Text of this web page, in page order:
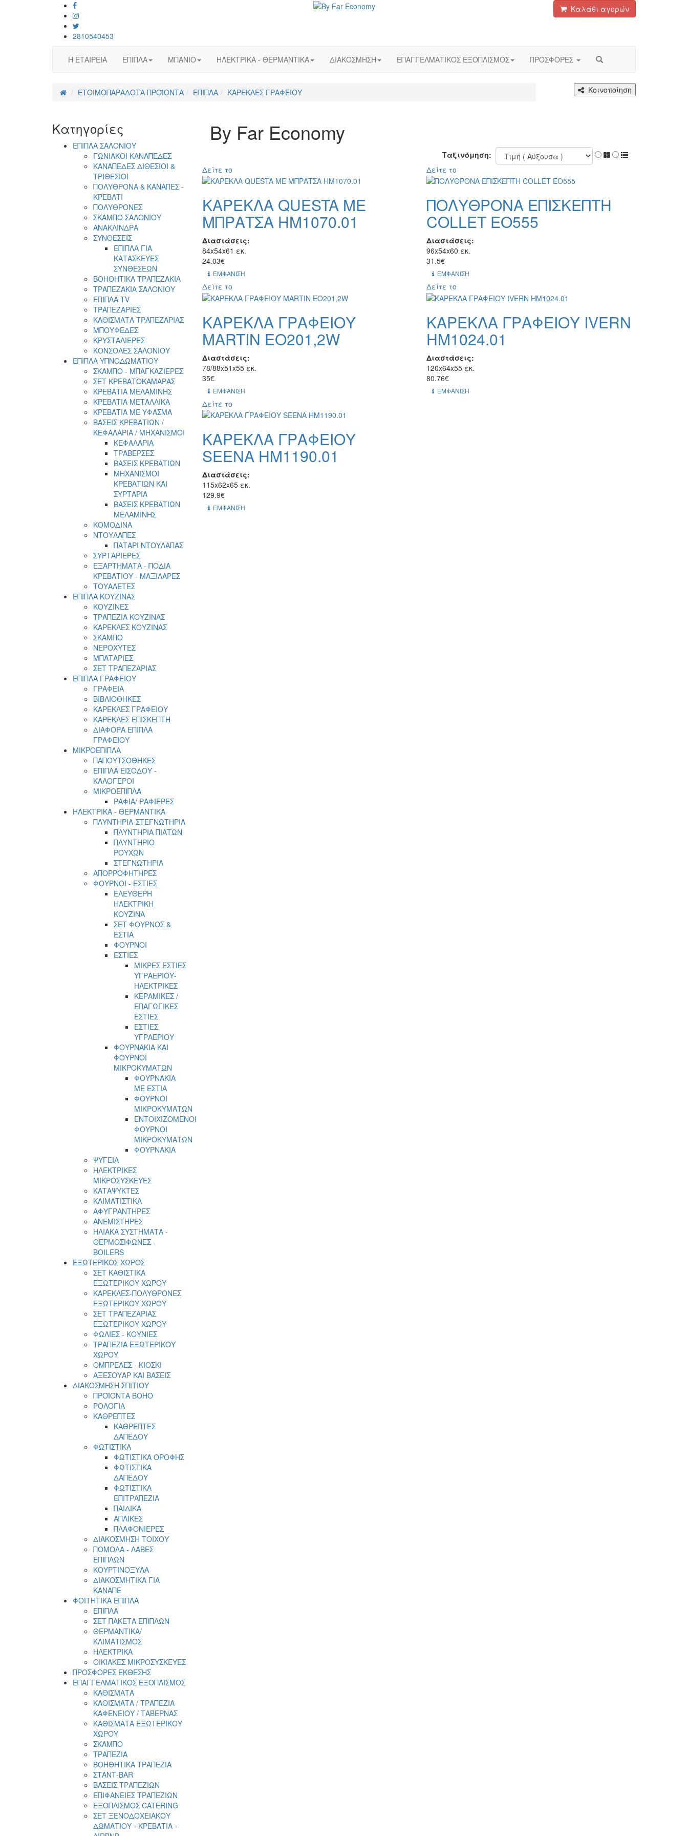
2810540453
Καλάθι αγορών
Η ΕΤΑΙΡΕΙΑ ΕΠΙΠΛΑ ΜΠΑΝΙΟ ΗΛΕΚΤΡΙΚΑ - ΘΕΡΜΑΝΤΙΚΑ ΔΙΑΚΟΣΜΗΣΗ ΕΠΑΓΓΕΛΜΑΤΙΚΟΣ ΕΞΟΠΛΙΣΜΟΣ ΠΡΟΣΦΟΡΕΣ
ΕΤΟΙΜΟΠΑΡΑΔΟΤΑ ΠΡΟΪΟΝΤΑ ΕΠΙΠΛΑ ΚΑΡΕΚΛΕΣ ΓΡΑΦΕΙΟΥ Κοινοποίηση
Κατηγορίες
ΕΠΙΠΛΑ ΣΑΛΟΝΙΟΥ
ΓΩΝΙΑΚΟΙ ΚΑΝΑΠΕΔΕΣ
ΚΑΝΑΠΕΔΕΣ ΔΙΘΕΣΙΟΙ &
ΤΡΙΘΕΣΙΟΙ
ΠΟΛΥΘΡΟΝΑ & ΚΑΝΑΠΕΣ -
ΚΡΕΒΑΤΙ
ΠΟΛΥΘΡΟΝΕΣ
ΣΚΑΜΠΟ ΣΑΛΟΝΙΟΥ
ΑΝΑΚΛΙΝΔΡΑ
ΣΥΝΘΕΣΕΙΣ
ΕΠΙΠΛΑ ΓΙΑ
ΚΑΤΑΣΚΕΥΕΣ
ΣΥΝΘΕΣΕΩΝ
ΒΟΗΘΗΤΙΚΑ ΤΡΑΠΕΖΑΚΙΑ
ΤΡΑΠΕΖΑΚΙΑ ΣΑΛΟΝΙΟΥ
ΕΠΙΠΛΑ TV
ΤΡΑΠΕΖΑΡΙΕΣ
ΚΑΘΙΣΜΑΤΑ ΤΡΑΠΕΖΑΡΙΑΣ
ΜΠΟΥΦΕΔΕΣ
ΚΡΥΣΤΑΛΙΕΡΕΣ
ΚΟΝΣΟΛΕΣ ΣΑΛΟΝΙΟΥ
ΕΠΙΠΛΑ ΥΠΝΟΔΩΜΑΤΙΟΥ
ΣΚΑΜΠΟ - ΜΠΑΓΚΑΖΙΕΡΕΣ
ΣΕΤ ΚΡΕΒΑΤΟΚΑΜΑΡΑΣ
ΚΡΕΒΑΤΙΑ ΜΕΛΑΜΙΝΗΣ
ΚΡΕΒΑΤΙΑ ΜΕΤΑΛΛΙΚΑ
ΚΡΕΒΑΤΙΑ ΜΕ ΥΦΑΣΜΑ
ΒΑΣΕΙΣ ΚΡΕΒΑΤΙΩΝ /
ΚΕΦΑΛΑΡΙΑ / MHXANIΣΜΟΙ
ΚΕΦΑΛΑΡΙΑ
ΤΡΑΒΕΡΣΕΣ
ΒΑΣΕΙΣ ΚΡΕΒΑΤΙΩΝ
ΜΗΧΑΝΙΣΜΟΙ
ΚΡΕΒΑΤΙΩΝ ΚΑΙ
ΣΥΡΤΑΡΙΑ
ΒΑΣΕΙΣ ΚΡΕΒΑΤΙΩΝ
ΜΕΛΑΜΙΝΗΣ
ΚΟΜΟΔΙΝΑ
ΝΤΟΥΛΑΠΕΣ
ΠΑΤΑΡΙ ΝΤΟΥΛΑΠΑΣ
ΣΥΡΤΑΡΙΕΡΕΣ
ΕΞΑΡΤΗΜΑΤΑ - ΠΟΔΙΑ
ΚΡΕΒΑΤΙΟΥ - ΜΑΞΙΛΑΡΕΣ
ΤΟΥΑΛΕΤΕΣ
ΕΠΙΠΛΑ ΚΟΥΖΙΝΑΣ
ΚΟΥΖΙΝΕΣ
ΤΡΑΠΕΖΙΑ ΚΟΥΖΙΝΑΣ
ΚΑΡΕΚΛΕΣ ΚΟΥΖΙΝΑΣ
ΣΚΑΜΠΟ
ΝΕΡΟΧΥΤΕΣ
ΜΠΑΤΑΡΙΕΣ
ΣΕΤ ΤΡΑΠΕΖΑΡΙΑΣ
ΕΠΙΠΛΑ ΓΡΑΦΕΙΟΥ
ΓΡΑΦΕΙΑ
ΒΙΒΛΙΟΘΗΚΕΣ
ΚΑΡΕΚΛΕΣ ΓΡΑΦΕΙΟΥ
ΚΑΡΕΚΛΕΣ ΕΠΙΣΚΕΠΤΗ
ΔΙΑΦΟΡΑ ΕΠΙΠΛΑ
ΓΡΑΦΕΙΟΥ
ΜΙΚΡΟΕΠΙΠΛΑ
ΠΑΠΟΥΤΣΟΘΗΚΕΣ
ΕΠΙΠΛΑ ΕΙΣΟΔΟΥ -
ΚΑΛΟΓΕΡΟΙ
ΜΙΚΡΟΕΠΙΠΛΑ
ΡΑΦΙΑ/ ΡΑΦΙΕΡΕΣ
ΗΛΕΚΤΡΙΚΑ - ΘΕΡΜΑΝΤΙΚΑ
ΠΛΥΝΤΗΡΙΑ-ΣΤΕΓΝΩΤΗΡΙΑ
ΠΛΥΝΤΗΡΙΑ ΠΙΑΤΩΝ
ΠΛΥΝΤΗΡΙΟ
ΡΟΥΧΩΝ
ΣΤΕΓΝΩΤΗΡΙΑ
ΑΠΟΡΡΟΦΗΤΗΡΕΣ
ΦΟΥΡΝΟΙ - ΕΣΤΙΕΣ
ΕΛΕΥΘΕΡΗ
ΗΛΕΚΤΡΙΚΗ
ΚΟΥΖΙΝΑ
ΣΕΤ ΦΟΥΡΝΟΣ &
ΕΣΤΙΑ
ΦΟΥΡΝΟΙ
ΕΣΤΙΕΣ
ΜΙΚΡΕΣ ΕΣΤΙΕΣ
ΥΓΡΑΕΡΙΟΥ-
ΗΛΕΚΤΡΙΚΕΣ
ΚΕΡΑΜΙΚΕΣ /
ΕΠΑΓΩΓΙΚΕΣ
ΕΣΤΙΕΣ
ΕΣΤΙΕΣ
ΥΓΡΑΕΡΙΟΥ
ΦΟΥΡΝΑΚΙΑ ΚΑΙ
ΦΟΥΡΝΟΙ
ΜΙΚΡΟΚΥΜΑΤΩΝ
ΦΟΥΡΝΑΚΙΑ
ΜΕ ΕΣΤΙΑ
ΦΟΥΡΝΟΙ
ΜΙΚΡΟΚΥΜΑΤΩΝ
ΕΝΤΟΙΧΙΖΟΜΕΝΟΙ
ΦΟΥΡΝΟΙ
ΜΙΚΡΟΚΥΜΑΤΩΝ
ΦΟΥΡΝΑΚΙΑ
ΨΥΓΕΙΑ
ΗΛΕΚΤΡΙΚΕΣ
ΜΙΚΡΟΣΥΣΚΕΥΕΣ
ΚΑΤΑΨΥΚΤΕΣ
ΚΛΙΜΑΤΙΣΤΙΚΑ
ΑΦΥΓΡΑΝΤΗΡΕΣ
ΑΝΕΜΙΣΤΗΡΕΣ
ΗΛΙΑΚΑ ΣΥΣΤΗΜΑΤΑ -
ΘΕΡΜΟΣΙΦΩΝΕΣ -
BOILERS
ΕΞΩΤΕΡΙΚΟΣ ΧΩΡΟΣ
ΣΕΤ ΚΑΘΙΣΤΙΚΑ
ΕΞΩΤΕΡΙΚΟΥ ΧΩΡΟΥ
ΚΑΡΕΚΛΕΣ-ΠΟΛΥΘΡΟΝΕΣ
ΕΞΩΤΕΡΙΚΟΥ ΧΩΡΟΥ
ΣΕΤ ΤΡΑΠΕΖΑΡΙΑΣ
ΕΞΩΤΕΡΙΚΟΥ ΧΩΡΟΥ
ΦΩΛΙΕΣ - ΚΟΥΝΙΕΣ
ΤΡΑΠΕΖΙΑ ΕΞΩΤΕΡΙΚΟΥ
ΧΩΡΟΥ
ΟΜΠΡΕΛΕΣ - ΚΙΟΣΚΙ
ΑΞΕΣΟΥΑΡ ΚΑΙ ΒΑΣΕΙΣ
ΔΙΑΚΟΣΜΗΣΗ ΣΠΙΤΙΟΥ
ΠΡΟΪΟΝΤΑ BOHO
ΡΟΛΟΓΙΑ
ΚΑΘΡΕΠΤΕΣ
ΚΑΘΡΕΠΤΕΣ
ΔΑΠΕΔΟΥ
ΦΩΤΙΣΤΙΚΑ
ΦΩΤΙΣΤΙΚΑ ΟΡΟΦΗΣ
ΦΩΤΙΣΤΙΚΑ
ΔΑΠΕΔΟΥ
ΦΩΤΙΣΤΙΚΑ
ΕΠΙΤΡΑΠΕΖΙΑ
ΠΑΙΔΙΚΑ
ΑΠΛΙΚΕΣ
ΠΛΑΦΟΝΙΕΡΕΣ
ΔΙΑΚΟΣΜΗΣΗ ΤΟΙΧΟΥ
ΠΟΜΟΛΑ - ΛΑΒΕΣ
ΕΠΙΠΛΩΝ
ΚΟΥΡΤΙΝΟΞΥΛΑ
ΔΙΑΚΟΣΜΗΤΙΚΑ ΓΙΑ
ΚΑΝΑΠΕ
ΦΟΙΤΗΤΙΚΑ ΕΠΙΠΛΑ
ΕΠΙΠΛΑ
ΣET ΠΑΚΕΤΑ ΕΠΙΠΛΩΝ
ΘΕΡΜΑΝΤΙΚΑ/
ΚΛΙΜΑΤΙΣΜΟΣ
ΗΛΕΚΤΡΙΚΑ
ΟΙΚΙΑΚΕΣ ΜΙΚΡΟΣΥΣΚΕΥΕΣ
ΠΡΟΣΦΟΡΕΣ ΕΚΘΕΣΗΣ
ΕΠΑΓΓΕΛΜΑΤΙΚΟΣ ΕΞΟΠΛΙΣΜΟΣ
ΚΑΘΙΣΜΑΤΑ
ΚΑΘΙΣΜΑΤΑ / ΤΡΑΠΕΖΙΑ
ΚΑΦΕΝΕΙΟΥ / ΤΑΒΕΡΝΑΣ
ΚΑΘΙΣΜΑΤΑ ΕΞΩΤΕΡΙΚΟΥ
ΧΩΡΟΥ
ΣΚΑΜΠΟ
ΤΡΑΠΕΖΙΑ
ΒΟΗΘΗΤΙΚΑ ΤΡΑΠΕΖΙΑ
ΣΤΑΝΤ-ΒΑR
ΒΑΣΕΙΣ ΤΡΑΠΕΖΙΩΝ
ΕΠΙΦΑΝΕΙΕΣ ΤΡΑΠΕΖΙΩΝ
ΕΞΟΠΛΙΣΜΟΣ CATERING
ΣΕΤ ΞΕΝΟΔΟΧΕΙΑΚΟΥ
ΔΩΜΑΤΙΟΥ - ΚΡΕΒΑΤΙΑ -
By Far Economy
Ταξινόμηση:
Δείτε το
ΚΑΡΕΚΛΑ QUESTA ΜΕ
ΜΠΡΑΤΣΑ HM1070.01
Διαστάσεις:
84x54x61 εκ.
24.03€
ΕΜΦΑΝΙΣΗ
Δείτε το
ΠΟΛΥΘΡΟΝΑ ΕΠΙΣΚΕΠΤΗ
COLLET ΕΟ555
Διαστάσεις:
96x54x60 εκ.
31.5€
ΕΜΦΑΝΙΣΗ
Δείτε το
ΚΑΡΕΚΛΑ ΓΡΑΦΕΙΟΥ
MARTIN ΕΟ201,2W
Διαστάσεις:
78/88x51x55 εκ.
35€
ΕΜΦΑΝΙΣΗ
Δείτε το
ΚΑΡΕΚΛΑ ΓΡΑΦΕΙΟΥ IVERN
HM1024.01
Διαστάσεις:
120x64x55 εκ.
80.76€
ΕΜΦΑΝΙΣΗ
Δείτε το
ΚΑΡΕΚΛΑ ΓΡΑΦΕΙΟΥ
SEENA HM1190.01
Διαστάσεις:
115x62x65 εκ.
129.9€
ΕΜΦΑΝΙΣΗ